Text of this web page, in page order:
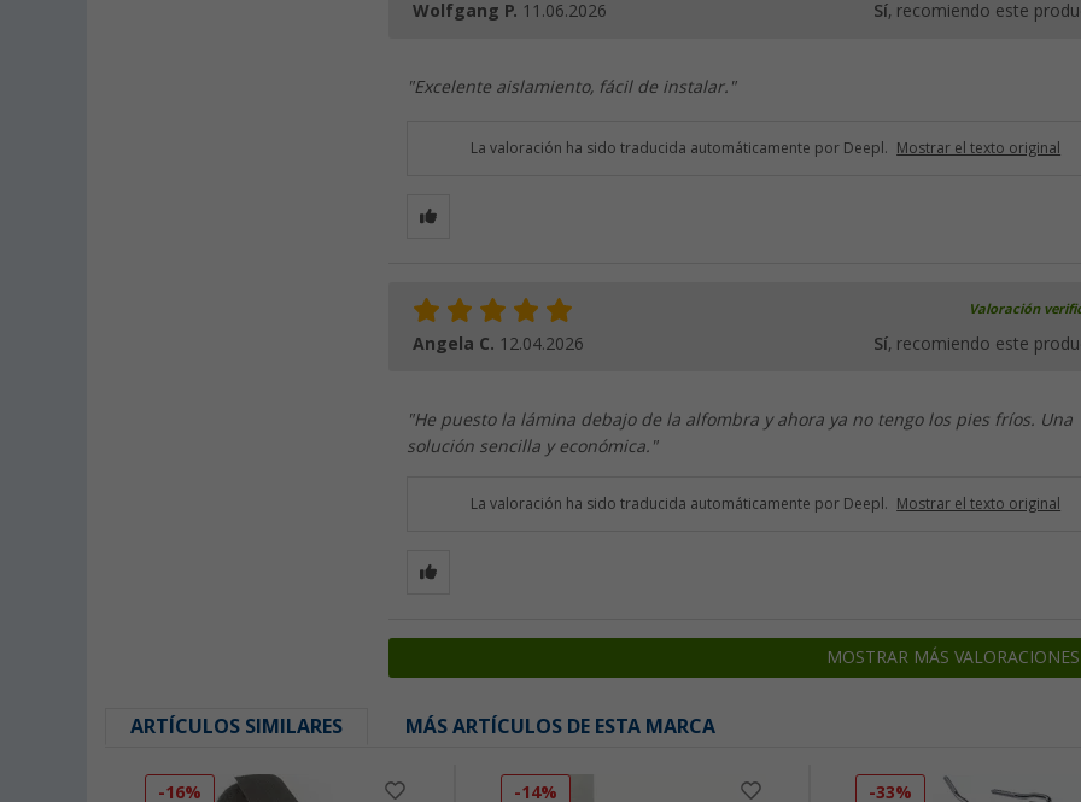
Wolfgang P. 11.06.2026 Sí, recomiendo este
"Excelente aislamiento, fácil de instalar."
La valoración ha sido traducida automáticamente por Deepl. Mostrar el texto original
Valoración
Angela C. 12.04.2026 Sí, recomiendo este
"He puesto la lámina debajo de la alfombra y ahora ya no tengo los pies fríos. Una
solución sencilla y económica."
La valoración ha sido traducida automáticamente por Deepl. Mostrar el texto original
MOSTRAR MÁS VALORACIONES
ARTÍCULOS SIMILARES MÁS ARTÍCULOS DE ESTA MARCA
-16% -14% -33%